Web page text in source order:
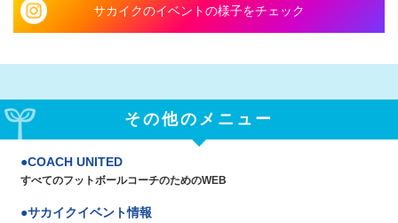
サカイクのイベントの様子をチェック
その他のメニュー
COACH UNITED
すべてのフットボールコーチのためのWEB
サカイクイベント情報